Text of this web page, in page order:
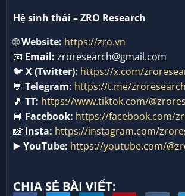
Hệ sinh thái – ZRO Research
🌐Website: https://zro.vn
📧 Email: zroresearch@gmail.com
🐦X (Twitter): https://x.com/
💬 Telegram: https://t.me/zroresearch
🎵 TT: https://www.tiktok.com/
📘 Facebook: https://facebook.com/
📸 Insta: https://instagram.com/
▶️ YouTube: https://youtube.com/
CHIA SẺ BÀI VIẾT: